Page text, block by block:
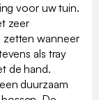
voor uw tuin.
zeer
zetten wanneer
als tray
de hand.
duurzaam